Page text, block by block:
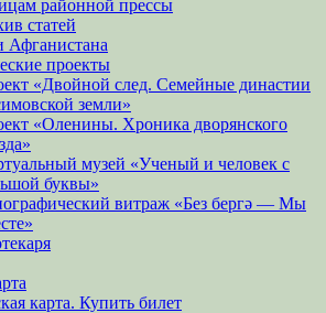
районной прессы
статей
Афганистана
проекты
«Двойной след. Семейные династии
земли»
«Оленины. Хроника дворянского
музей «Ученый и человек с
буквы»
витраж «Без бергə — Мы
карта. Купить билет